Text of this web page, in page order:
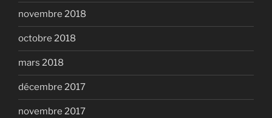
novembre 2018
octobre 2018
mars 2018
décembre 2017
novembre 2017